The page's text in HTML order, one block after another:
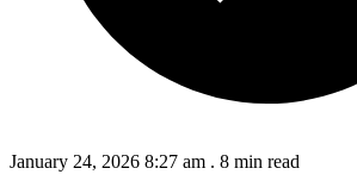
January 24, 2026 8:27 am . 8 min read